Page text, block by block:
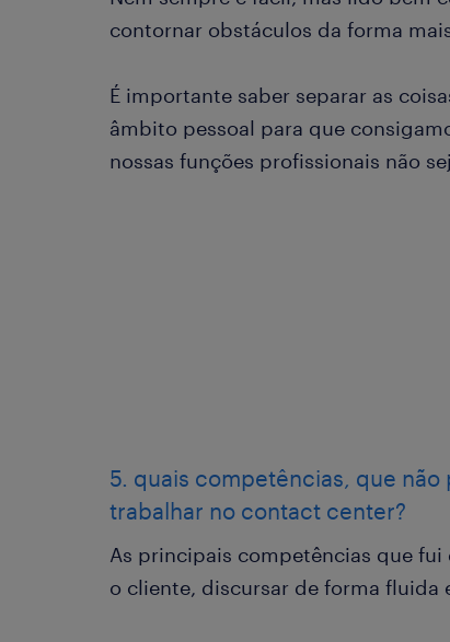
contornar obstáculos da forma
É importante saber separar as
âmbito pessoal para que
nossas funções profissionais não
5. quais competências, que
trabalhar no contact center?
As principais competências que
o cliente, discursar de forma fluida